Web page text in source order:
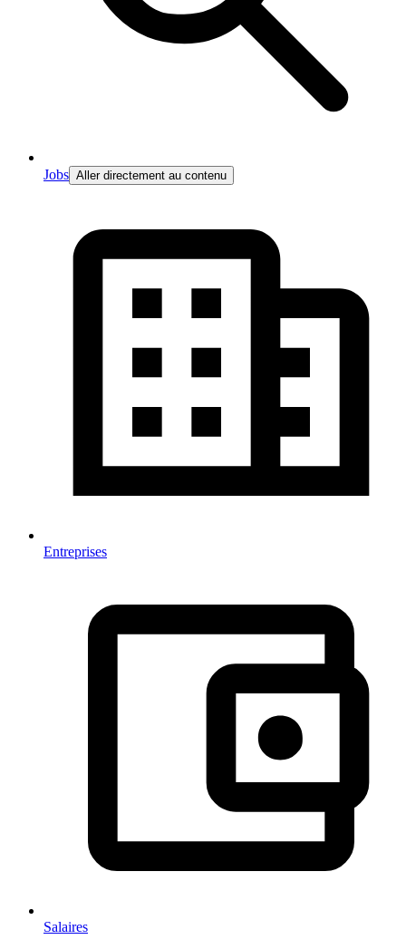
Jobs Aller directement au contenu
Entreprises
Salaires